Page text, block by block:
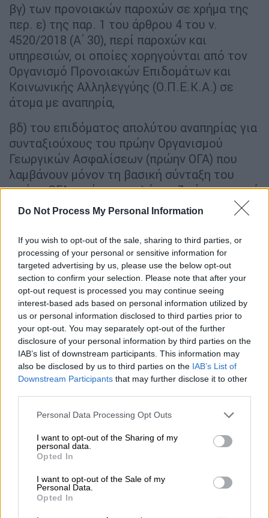
Do Not Process My Personal Information
If you wish to opt-out of the sale, sharing to third parties, or
processing of your personal or sensitive information for
targeted advertising by us, please use the below opt-out
section to confirm your selection. Please note that after your
opt-out request is processed you may continue seeing
interest-based ads based on personal information utilized by
us or personal information disclosed to third parties prior to
your opt-out. You may separately opt-out of the further
disclosure of your personal information by third parties on the
IAB’s list of downstream participants. This information may
also be disclosed by us to third parties on the IAB’s List of
Downstream Participants that may further disclose it to other
Please note that this website/app uses one or more Google
not limited to your visit or usage behaviour. You may click to
grant or deny consent to Google and its third-party tags to
use your data for below specified purposes in below Google
consent section.
Personal Data Processing Opt Outs
I want to opt-out of the Sharing of my
personal data.
Opted In
I want to opt-out of the Sale of my
Personal Data.
Opted In
βγ) των προνοιακών παροχών σε χρήμα της
περ. ε) της παρ. 1 του άρθρου 4 του ν.
4520/2018 (Α΄ 30), περί παροχών και
υπηρεσιών, οι οποίες χορηγούνται από τον
Οργανισμό Προνοιακών Επιδομάτων και
Κοινωνικής Αλληλεγγύης (Ο.Π.Ε.Κ.Α.) σε
άτομα με αναπηρία,
βδ) του επιδόματος απολύτου αναπηρίας για
συνταξιούχους του πρώην Οργανισμού
Γεωργικών Ασφαλίσεων (πρώην ΟΓΑ) που
λαμβάνουν μόνον τη βασική σύνταξη του
πρώην ΟΓΑ, αν έχουν εφ` όρου ζωής ποσοστό
αναπηρίας εκατό τοις εκατό (100%), της παρ.
2 του άρθρου 4 του π.δ. 334/1988 (Α΄ 154),
περί ποσοστού αναπηρίας,